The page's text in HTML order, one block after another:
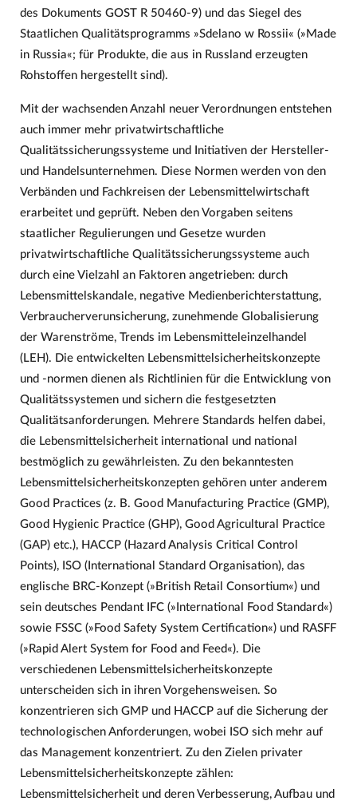
des Dokuments GOST R 50460-9) und das Siegel des
Staatlichen Qualitätsprogramms »Sdelano w Rossii« (»Made
in Russia«; für Produkte, die aus in Russland erzeugten
Rohstoffen hergestellt sind).
Mit der wachsenden Anzahl neuer Verordnungen entstehen
auch immer mehr privatwirtschaftliche
Qualitätssicherungssysteme und Initiativen der Hersteller-
und Handelsunternehmen. Diese Normen werden von den
Verbänden und Fachkreisen der Lebensmittelwirtschaft
erarbeitet und geprüft. Neben den Vorgaben seitens
staatlicher Regulierungen und Gesetze wurden
privatwirtschaftliche Qualitätssicherungssysteme auch
durch eine Vielzahl an Faktoren angetrieben: durch
Lebensmittelskandale, negative Medienberichterstattung,
Verbraucherverunsicherung, zunehmende Globalisierung
der Warenströme, Trends im Lebensmitteleinzelhandel
(LEH). Die entwickelten Lebensmittelsicherheitskonzepte
und -normen dienen als Richtlinien für die Entwicklung von
Qualitätssystemen und sichern die festgesetzten
Qualitätsanforderungen. Mehrere Standards helfen dabei,
die Lebensmittelsicherheit international und national
bestmöglich zu gewährleisten. Zu den bekanntesten
Lebensmittelsicherheitskonzepten gehören unter anderem
Good Practices (z. B. Good Manufacturing Practice (GMP),
Good Hygienic Practice (GHP), Good Agricultural Practice
(GAP) etc.), HACCP (Hazard Analysis Critical Control
Points), ISO (International Standard Organisation), das
englische BRC-Konzept (»British Retail Consortium«) und
sein deutsches Pendant IFC (»International Food Standard«)
sowie FSSC (»Food Safety System Certification«) und RASFF
(»Rapid Alert System for Food and Feed«). Die
verschiedenen Lebensmittelsicherheitskonzepte
unterscheiden sich in ihren Vorgehensweisen. So
konzentrieren sich GMP und HACCP auf die Sicherung der
technologischen Anforderungen, wobei ISO sich mehr auf
das Management konzentriert. Zu den Zielen privater
Lebensmittelsicherheitskonzepte zählen:
Lebensmittelsicherheit und deren Verbesserung, Aufbau und